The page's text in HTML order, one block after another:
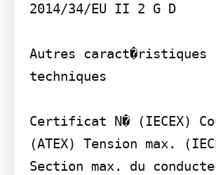
2014/34/EU II 2 G D
Autres caract�ristiques
techniques
Certificat N� (IECEX)
(ATEX) Tension max.
Section max. du